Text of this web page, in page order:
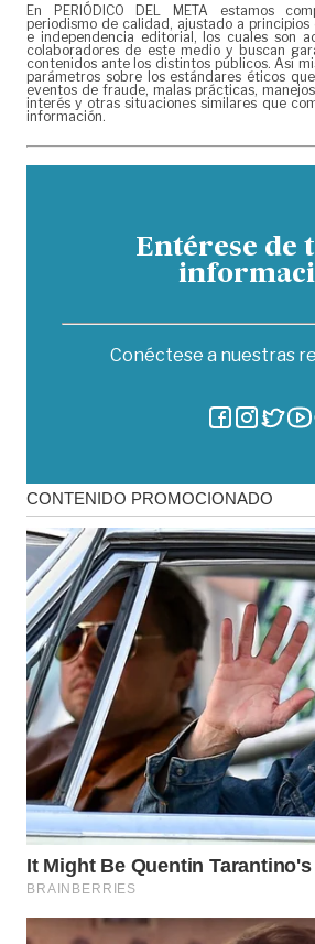
En PERIÓDICO DEL META estamos
periodismo de calidad, ajustado a
e independencia editorial, los cuales son
colaboradores de este medio y buscan
contenidos ante los distintos públicos. Así
parámetros sobre los estándares éticos
eventos de fraude, malas prácticas,
interés y otras situaciones similares que
información.
Entérese de
Conéctese a nuestras